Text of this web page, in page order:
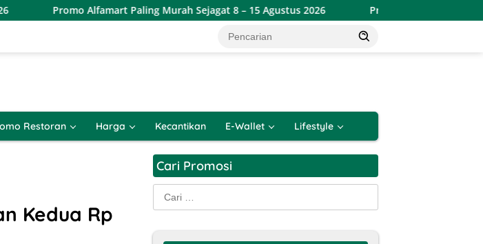
Alfamart Paling Murah Sejagat 8 – 15 Agustus 2026 Promo Alfamart Double Date
Restoran Harga Kecantikan E-Wallet Lifestyle
Kedua Rp
Cari Promosi
Cari
untuk: